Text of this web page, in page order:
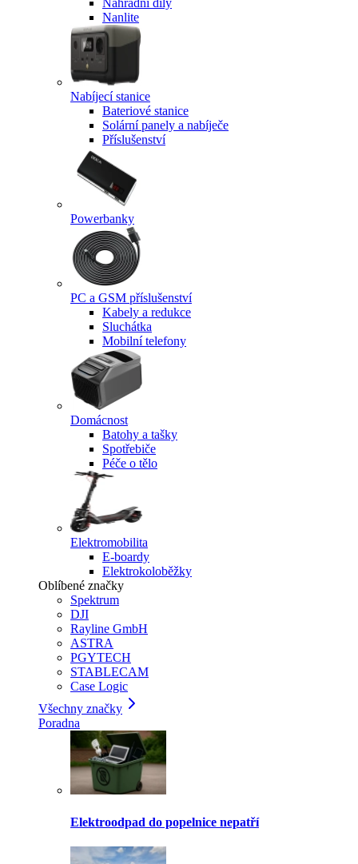
Náhradní díly
Nanlite
Nabíjecí stanice
Bateriové stanice
Solární panely a nabíječe
Příslušenství
Powerbanky
PC a GSM příslušenství
Kabely a redukce
Sluchátka
Mobilní telefony
Domácnost
Batohy a tašky
Spotřebiče
Péče o tělo
Elektromobilita
E-boardy
Elektrokoloběžky
Oblíbené značky
Spektrum
DJI
Rayline GmbH
ASTRA
PGYTECH
STABLECAM
Case Logic
Všechny značky
Poradna
Elektroodpad do popelnice nepatří